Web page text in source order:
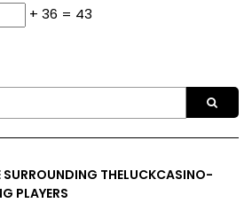
+ 36 = 43
SURROUNDING THELUCKCASINO-
PLAYERS